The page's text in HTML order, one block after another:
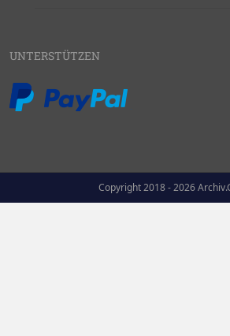
UNTERSTÜTZEN
Copyright 2018 - 2026